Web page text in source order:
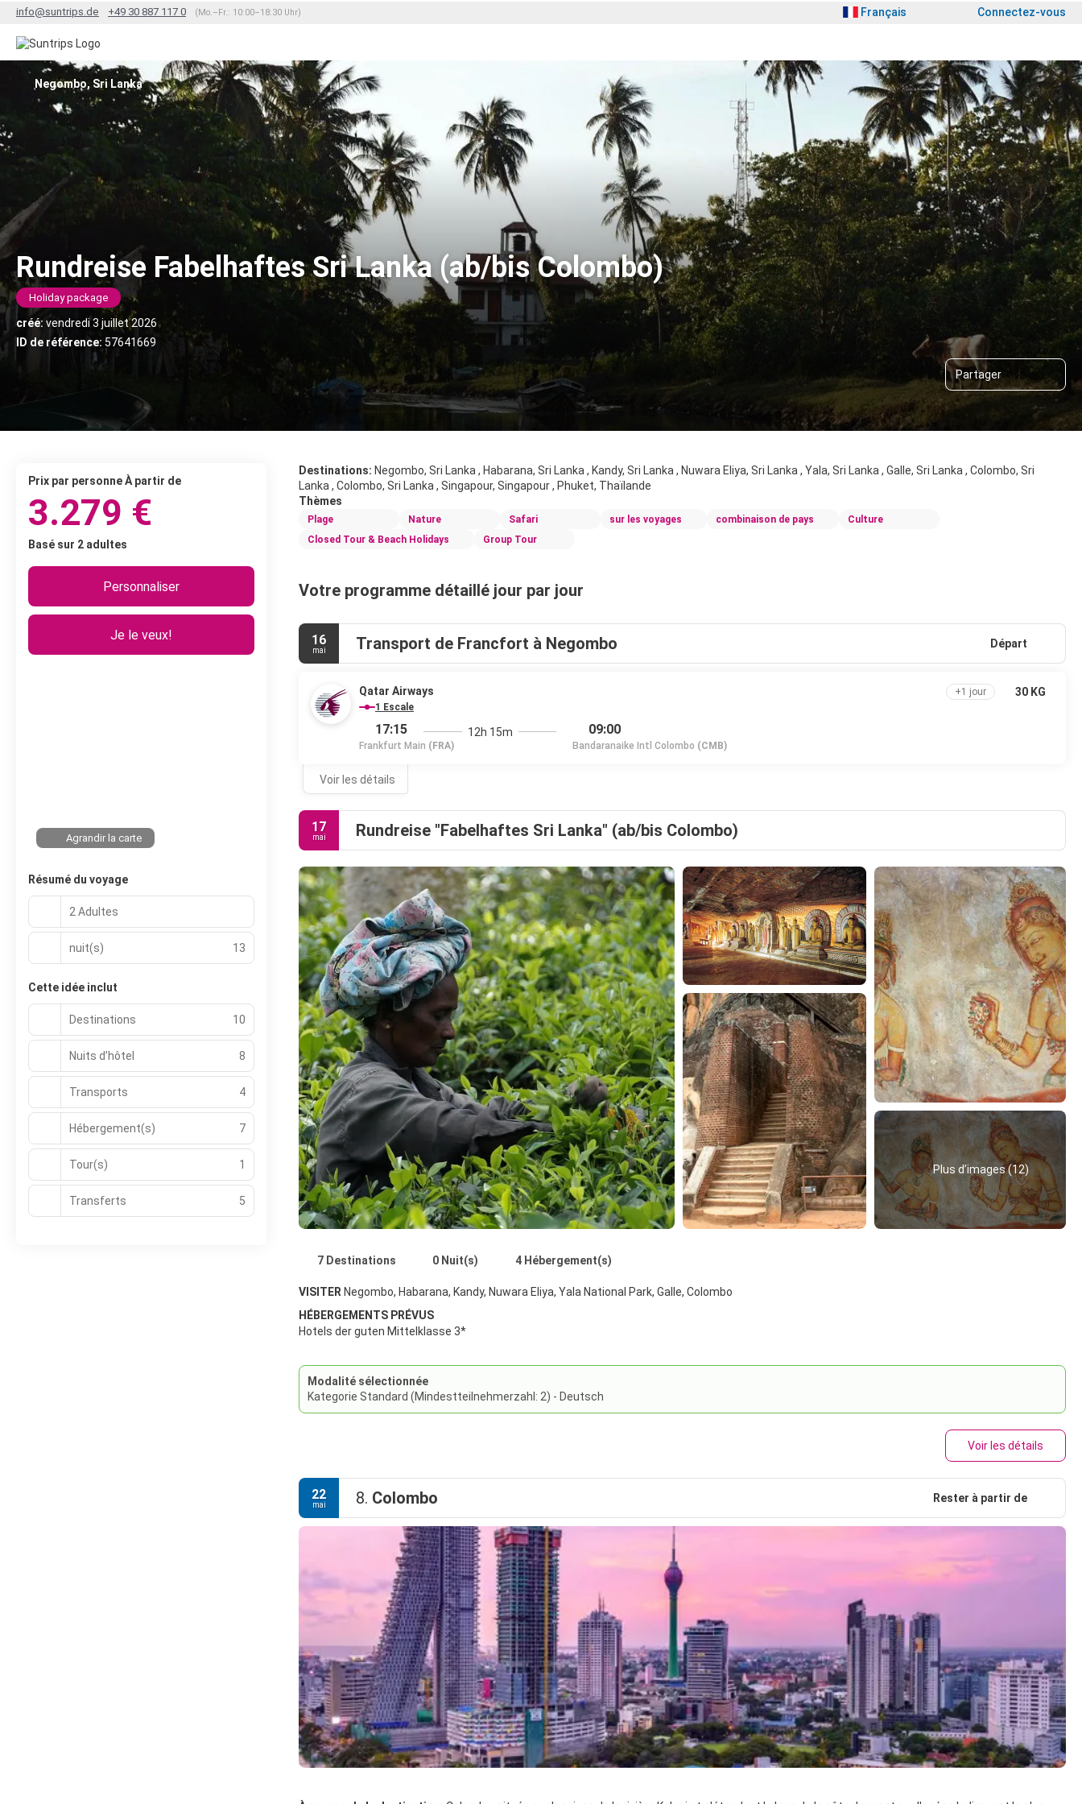
info@suntrips.de +49 30 887 117 0 (Mo.–Fr.: 10:00–18:30 Uhr) Français Connectez-vous
Rundreise Fabelhaftes Sri Lanka (ab/bis Colombo)
Holiday package
créé: vendredi 3 juillet 2026
ID de référence: 57641669
Partager
Negombo, Sri Lanka
Destinations: Negombo, Sri Lanka , Habarana, Sri Lanka , Kandy, Sri Lanka , Nuwara Eliya, Sri Lanka , Yala, Sri Lanka , Galle, Sri Lanka , Colombo, Sri
Lanka , Colombo, Sri Lanka , Singapour, Singapour , Phuket, Thaïlande
Thèmes
Plage Nature Safari sur les voyages combinaison de pays
Culture
Closed Tour & Beach Holidays
Group Tour
Votre programme détaillé jour par jour
16
mai Transport de Francfort à Negombo Départ
Qatar Airways
1 Escale
17:15
Frankfurt Main (FRA)
12h 15m 09:00
Bandaranaike Intl Colombo (CMB)
+1 jour 30 KG
Voir les détails
17
mai Rundreise "Fabelhaftes Sri Lanka" (ab/bis Colombo)
Plus d’images (12)
7 Destinations 0 Nuit(s) 4 Hébergement(s)
VISITER Negombo, Habarana, Kandy, Nuwara Eliya, Yala National Park, Galle, Colombo
HÉBERGEMENTS PRÉVUS
Hotels der guten Mittelklasse 3*
Modalité sélectionnée
Kategorie Standard (Mindestteilnehmerzahl: 2) - Deutsch
Voir les détails
22
mai 8. Colombo Rester à partir de
prix par personne À partir de
3.279 €
Basé sur 2 adultes
Personnaliser
Je le veux!
Agrandir la carte
Résumé du voyage
2 Adultes
nuit(s) 13
Cette idée inclut
Destinations 10
Nuits d’hôtel 8
Transports 4
Hébergement(s) 7
Tour(s) 1
Transferts 5